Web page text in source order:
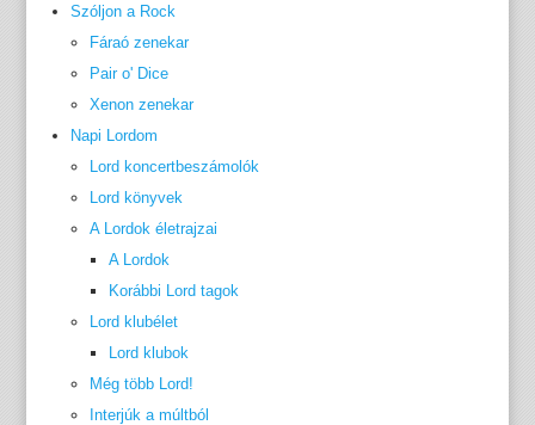
Szóljon a Rock
Fáraó zenekar
Pair o' Dice
Xenon zenekar
Napi Lordom
Lord koncertbeszámolók
Lord könyvek
A Lordok életrajzai
A Lordok
Korábbi Lord tagok
Lord klubélet
Lord klubok
Még több Lord!
Interjúk a múltból